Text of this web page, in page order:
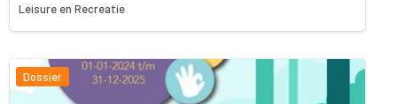
Leisure en Recreatie
Dossier